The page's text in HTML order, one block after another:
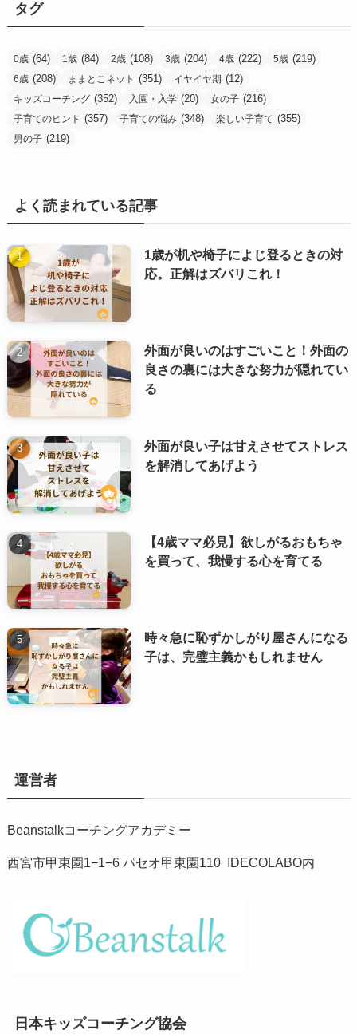
ー
タグ
0歳 (64) 1歳 (84) 2歳 (108) 3歳 (204) 4歳 (222) 5歳 (219)
6歳 (208) ままとこネット (351) イヤイヤ期 (12)
キッズコーチング (352) 入園・入学 (20) 女の子 (216)
子育てのヒント (357) 子育ての悩み (348) 楽しい子育て (355)
男の子 (219)
よく読まれている記事
1歳が机や椅子によじ登るときの対
応。正解はズバリこれ！
外面が良いのはすごいこと！外面の
良さの裏には大きな努力が隠れてい
る
外面が良い子は甘えさせてストレス
を解消してあげよう
【4歳ママ必見】欲しがるおもちゃ
を買って、我慢する心を育てる
時々急に恥ずかしがり屋さんになる
子は、完璧主義かもしれません
運営者
Beanstalkコーチングアカデミー
西宮市甲東園1−1−6 パセオ甲東園110 IDECOLABO内
日本キッズコーチング協会